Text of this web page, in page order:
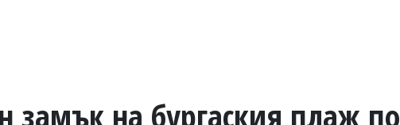
на бургаския плаж по